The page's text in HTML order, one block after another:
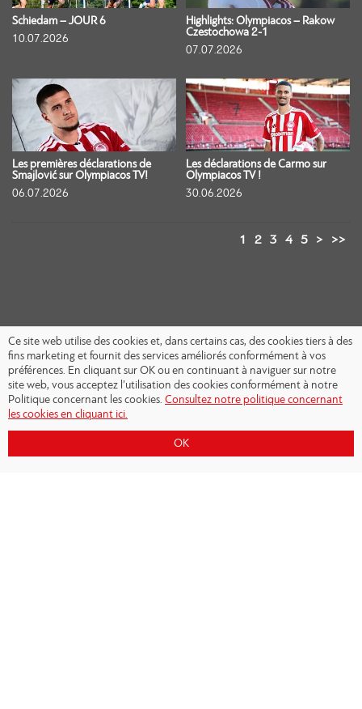
Schiedam – JOUR 6
10.07.2026
Highlights: Olympiacos – Rakow
Czestochowa 2-1
07.07.2026
Les premières déclarations de
Smajlović sur Olympiacos TV!
06.07.2026
Les déclarations de Carmo sur
Olympiacos TV !
30.06.2026
1 2 3 4 5 > >>
Ce site web utilise des cookies et, dans certains cas, des cookies tiers à des
fins marketing et fournit des services améliorés conformément à vos
préférences. En cliquant sur OK ou en continuant à naviguer sur notre
site web, vous acceptez l’utilisation des cookies conformément à notre
Politique concernant les cookies. Consultez notre politique concernant
les cookies en cliquant ici.
OK